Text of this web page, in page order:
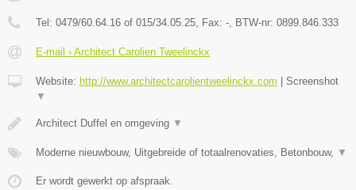
Tel: 0479/60.64.16 of 015/34.05.25 , Fax: - , BTW-nr: 0899.846.333
E-mail › Architect Carolien Tweelinckx
Website: http://www.architectcarolientweelinckx.com | Screenshot
▼
Architect Duffel en omgeving ▼
Moderne nieuwbouw, Uitgebreide of totaalrenovaties, Betonbouw, ▼
Er wordt gewerkt op afspraak.